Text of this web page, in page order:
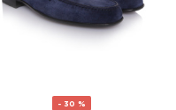
- 30 %